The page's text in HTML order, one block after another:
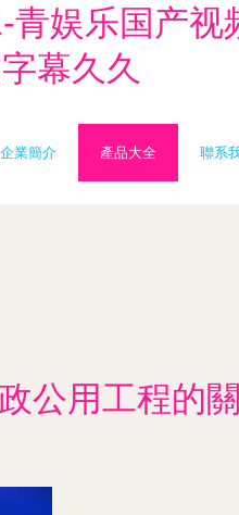
娱乐国产视
幕久久
企業簡介 產品大全 聯系
公用工程的